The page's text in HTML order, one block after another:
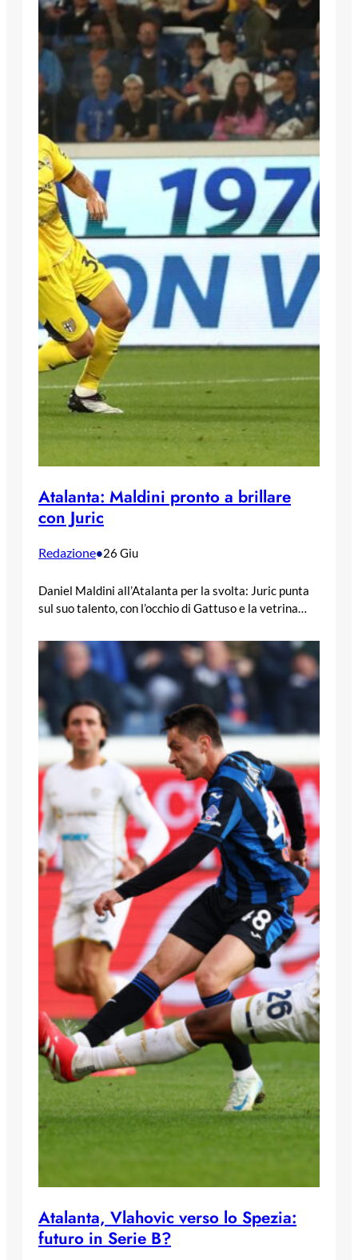
Atalanta: Maldini pronto a brillare
con Juric
Redazione•26 Giu
Daniel Maldini all’Atalanta per la svolta: Juric punta
sul suo talento, con l’occhio di Gattuso e la vetrina…
Atalanta, Vlahovic verso lo Spezia:
futuro in Serie B?